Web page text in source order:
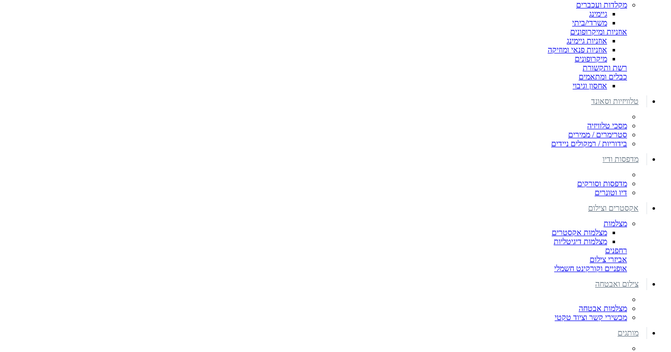
מקלדות ועכברים
גיימינג
משרדי/ביתי
אוזניות ומיקרופונים
אוזניות גיימינג
אוזניות פנאי ומוזיקה
מיקרופונים
רשת ותקשורת
כבלים ומתאמים
אחסון וגיבוי
טלוויזיות וסאונד
מסכי טלוויזיה
סטרימרים / ממירים
בידוריות / רמקולים ניידים
מדפסות ודיו
מדפסות וסורקים
דיו וטונרים
אקסטרים וצילום
מצלמות
מצלמות אקסטרים
מצלמות דיגיטליות
רחפנים
אביזרי צילום
אופניים וקורקינט חשמלי
צילום ואבטחה
מצלמות אבטחה
מכשירי קשר וציוד טקטי
מותגים